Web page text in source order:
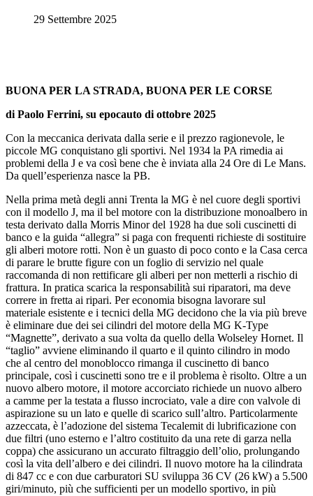
29 Settembre 2025
BUONA PER LA STRADA, BUONA PER LE CORSE
di Paolo Ferrini, su epocauto di ottobre 2025
Con la meccanica derivata dalla serie e il prezzo ragionevole, le
piccole MG conquistano gli sportivi. Nel 1934 la PA rimedia ai
problemi della J e va così bene che è inviata alla 24 Ore di Le Mans.
Da quell’esperienza nasce la PB.
Nella prima metà degli anni Trenta la MG è nel cuore degli sportivi
con il modello J, ma il bel motore con la distribuzione monoalbero in
testa derivato dalla Morris Minor del 1928 ha due soli cuscinetti di
banco e la guida “allegra” si paga con frequenti richieste di sostituire
gli alberi motore rotti. Non è un guasto di poco conto e la Casa cerca
di parare le brutte figure con un foglio di servizio nel quale
raccomanda di non rettificare gli alberi per non metterli a rischio di
frattura. In pratica scarica la responsabilità sui riparatori, ma deve
correre in fretta ai ripari. Per economia bisogna lavorare sul
materiale esistente e i tecnici della MG decidono che la via più breve
è eliminare due dei sei cilindri del motore della MG K-Type
“Magnette”, derivato a sua volta da quello della Wolseley Hornet. Il
“taglio” avviene eliminando il quarto e il quinto cilindro in modo
che al centro del monoblocco rimanga il cuscinetto di banco
principale, così i cuscinetti sono tre e il problema è risolto. Oltre a un
nuovo albero motore, il motore accorciato richiede un nuovo albero
a camme per la testata a flusso incrociato, vale a dire con valvole di
aspirazione su un lato e quelle di scarico sull’altro. Particolarmente
azzeccata, è l’adozione del sistema Tecalemit di lubrificazione con
due filtri (uno esterno e l’altro costituito da una rete di garza nella
coppa) che assicurano un accurato filtraggio dell’olio, prolungando
così la vita dell’albero e dei cilindri. Il nuovo motore ha la cilindrata
di 847 cc e con due carburatori SU sviluppa 36 CV (26 kW) a 5.500
giri/minuto, più che sufficienti per un modello sportivo, in più